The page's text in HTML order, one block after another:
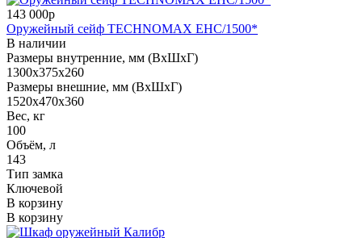
143 000р
Оружейный сейф TECHNOMAX EHC/1500*
В наличии
Размеры внутренние, мм (ВхШхГ)
1300x375x260
Размеры внешние, мм (ВхШхГ)
1520x470x360
Вес, кг
100
Объём, л
143
Тип замка
Ключевой
В корзину
В корзину